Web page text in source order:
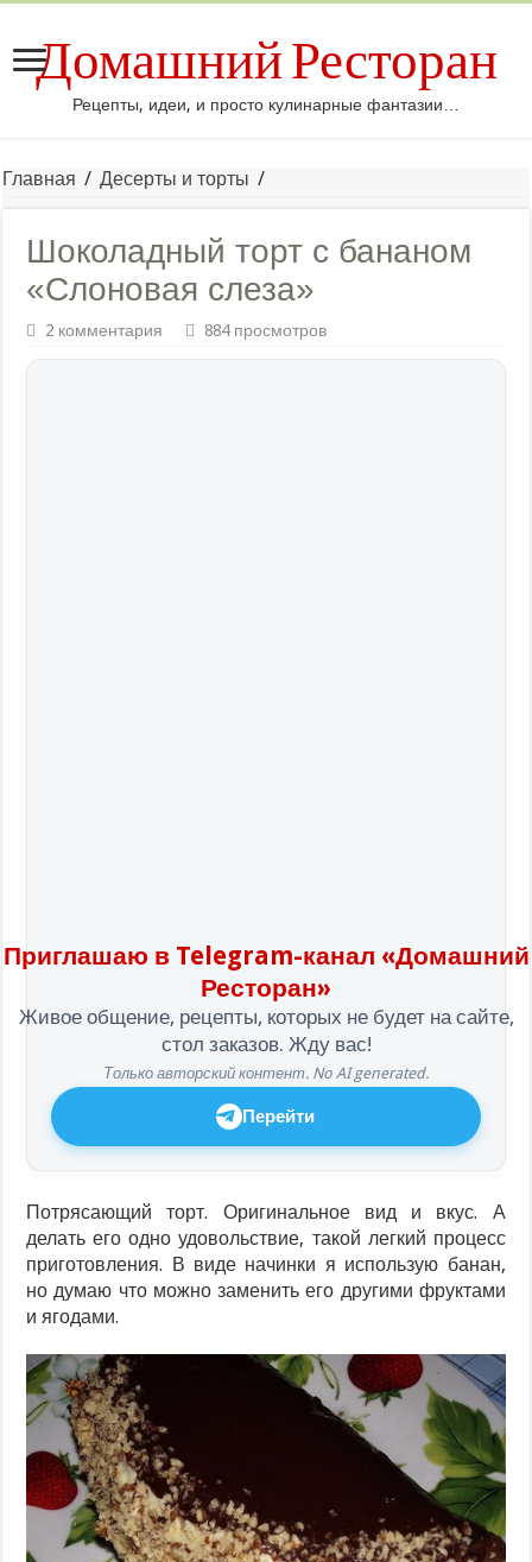
Домашний Ресторан
Рецепты, идеи, и просто кулинарные фантазии…
Главная / Десерты и торты /
Шоколадный торт с бананом
«Слоновая слеза»
2 комментария 884 просмотров
Приглашаю в Telegram-канал «Домашний
Ресторан»
Живое общение, рецепты, которых не будет на сайте,
стол заказов. Жду вас!
Только авторский контент. No AI generated.
Перейти
Потрясающий торт. Оригинальное вид и вкус. А
делать его одно удовольствие, такой легкий процесс
приготовления. В виде начинки я использую банан,
но думаю что можно заменить его другими фруктами
и ягодами.